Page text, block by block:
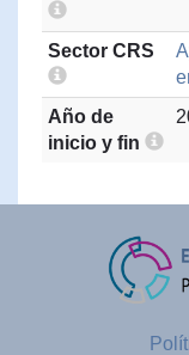
Sector CRS
Año de
inicio y fin